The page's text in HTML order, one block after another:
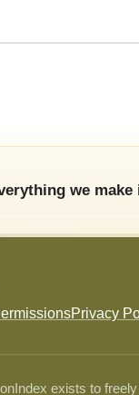
we make
Privacy
exists to